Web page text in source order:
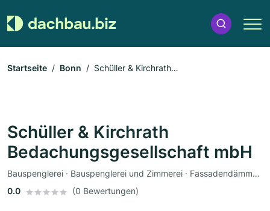
Startseite Bonn
Schüller & Kirchrath
Schüller & Kirchrath
Bedachungsgesellschaft mbH
Bauspenglerei · Bauspenglerei und Zimmerei · Fassadendämmung
0.0
(0 Bewertungen)